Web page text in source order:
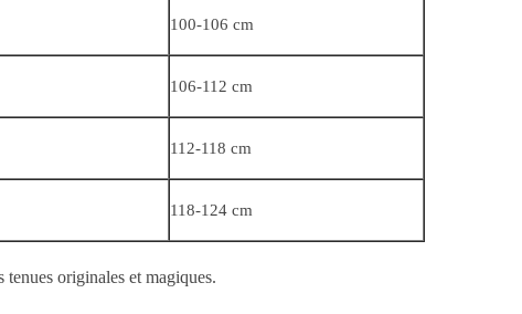
100-106 cm
106-112 cm
112-118 cm
118-124 cm
originales et magiques.